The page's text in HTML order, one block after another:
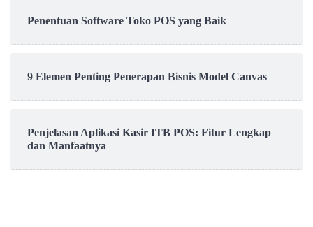
Penentuan Software Toko POS yang Baik
9 Elemen Penting Penerapan Bisnis Model Canvas
Penjelasan Aplikasi Kasir ITB POS: Fitur Lengkap
dan Manfaatnya